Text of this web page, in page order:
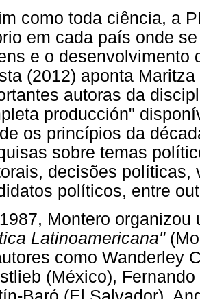
como toda ciência, a
em cada país onde
e o desenvolvimento
(2012) aponta
autoras da
producción"
os princípios da
sobre temas
decisões políticas,
políticos, entre
Montero
Latinoamericana"
como Wanderley
(México),